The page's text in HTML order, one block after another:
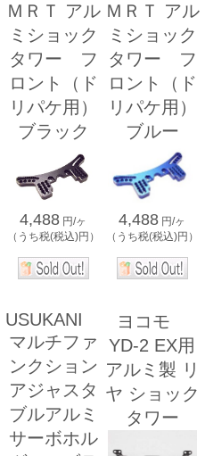
ＭＲＴ アル
ミショック
タワー フ
ロント（ド
リパケ用）
ブラック
4,488 円/ヶ
（うち税(税込)円）
ＭＲＴ アル
ミショック
タワー フ
ロント（ド
リパケ用）
ブルー
4,488 円/ヶ
（うち税(税込)円）
USUKANI
マルチファ
ンクション
アジャスタ
ブルアルミ
サーボホル
ヨコモ
YD-2 EX用
アルミ製 リ
ヤ ショック
タワー